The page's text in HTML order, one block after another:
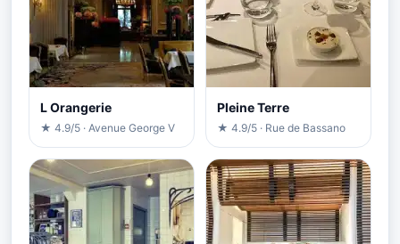
L Orangerie
★ 4.9/5 · Avenue George V
Pleine Terre
★ 4.9/5 · Rue de Bassano